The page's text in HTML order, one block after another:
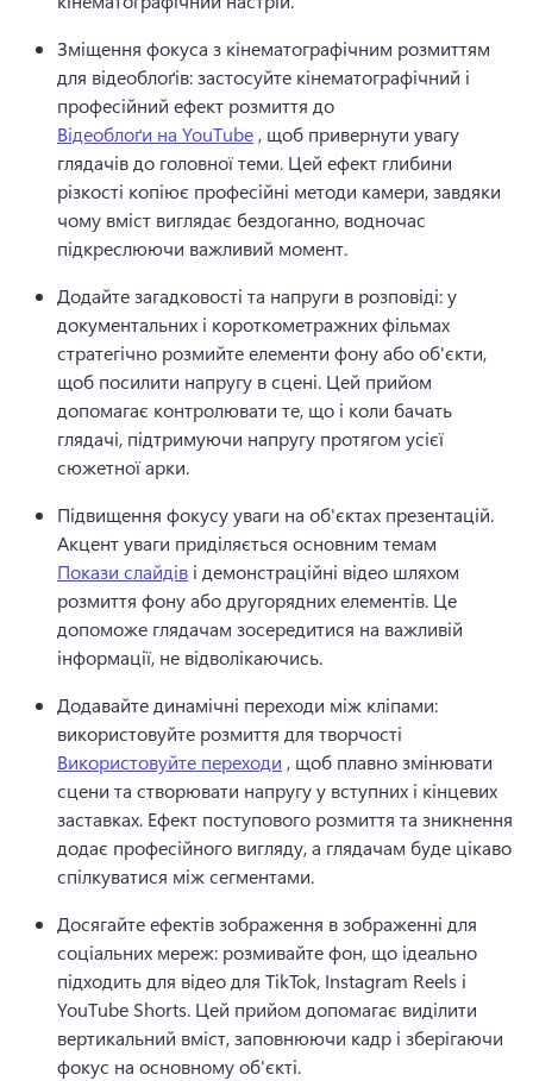
Зміщення фокуса з кінематографічним розмиттям
для відеоблоґів: застосуйте кінематографічний і
професійний ефект розмиття до
Відеоблоґи на YouTube , щоб привернути увагу
глядачів до головної теми. Цей ефект глибини
різкості копіює професійні методи камери, завдяки
чому вміст виглядає бездоганно, водночас
підкреслюючи важливий момент.
Додайте загадковості та напруги в розповіді: у
документальних і короткометражних фільмах
стратегічно розмийте елементи фону або об'єкти,
щоб посилити напругу в сцені. Цей прийом
допомагає контролювати те, що і коли бачать
глядачі, підтримуючи напругу протягом усієї
сюжетної арки.
Підвищення фокусу уваги на об'єктах презентацій.
Акцент уваги приділяється основним темам
Покази слайдів і демонстраційні відео шляхом
розмиття фону або другорядних елементів. Це
допоможе глядачам зосередитися на важливій
інформації, не відволікаючись.
Додавайте динамічні переходи між кліпами:
використовуйте розмиття для творчості
Використовуйте переходи , щоб плавно змінювати
сцени та створювати напругу у вступних і кінцевих
заставках. Ефект поступового розмиття та зникнення
додає професійного вигляду, а глядачам буде цікаво
спілкуватися між сегментами.
Досягайте ефектів зображення в зображенні для
соціальних мереж: розмивайте фон, що ідеально
підходить для відео для TikTok, Instagram Reels і
YouTube Shorts. Цей прийом допомагає виділити
вертикальний вміст, заповнюючи кадр і зберігаючи
фокус на основному об'єкті.